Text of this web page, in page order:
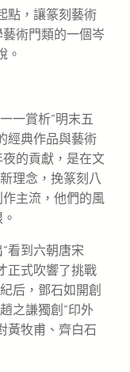
點，讓篆刻藝術
術門類的一個岑
。
一賞析“明末五
經典作品與藝術
的貢獻，是在文
理念，挽篆刻八
主流，他們的風
看到六朝唐宋
正式吹響了挑戰
后，鄧石如開創
之謙獨創“印外
黃牧甫、齊白石